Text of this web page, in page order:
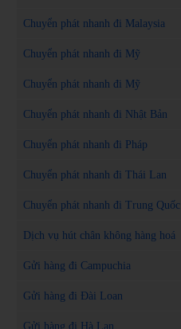
Chuyển phát nhanh đi Malaysia
Chuyển phát nhanh đi Mỹ
Chuyển phát nhanh đi Mỹ
Chuyển phát nhanh đi Nhật Bản
Chuyển phát nhanh đi Pháp
Chuyển phát nhanh đi Thái Lan
Chuyển phát nhanh đi Trung Quốc
Dịch vụ hút chân không hàng hoá
Gửi hàng đi Campuchia
Gửi hàng đi Đài Loan
Gửi hàng đi Hà Lan